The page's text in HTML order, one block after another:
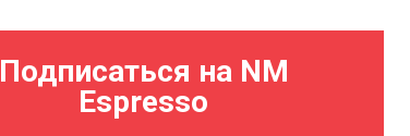
Подписаться на NM
Espresso